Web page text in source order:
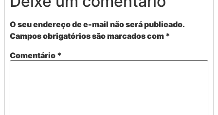
O seu endereço de e-mail não será publicado.
Campos obrigatórios são marcados com *
Comentário *